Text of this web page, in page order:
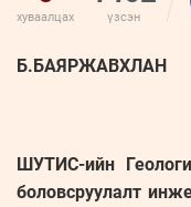
хуваалцах үзсэн
Б.БАЯРЖАВХЛАН
ШУТИС-ийн
боловсруулалт